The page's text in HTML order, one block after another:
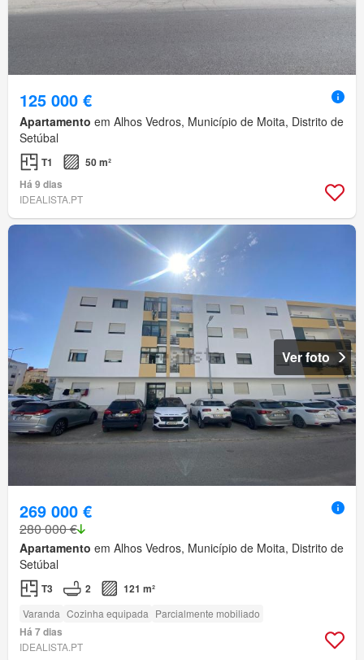
125 000 €
Apartamento em Alhos Vedros, Município de Moita, Distrito de
Setúbal
T1
50 m²
Há 9 dias
IDEALISTA.PT
Ver foto
269 000 €
280 000 €
Apartamento em Alhos Vedros, Município de Moita, Distrito de
Setúbal
T3 2 121 m²
Varanda Cozinha equipada Parcialmente mobiliado
Há 7 dias
IDEALISTA.PT